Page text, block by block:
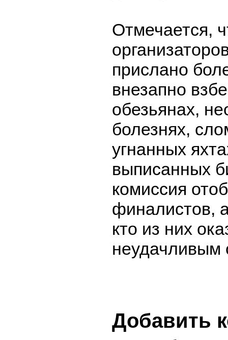
Отмечается,
прислано
внезапно
обезьянах,
болезнях,
угнанных
выписанных
комиссия
финалистов,
кто из них
неудачливым
Добавить